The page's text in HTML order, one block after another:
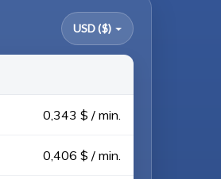
USD ($)
0,343 $ / min.
0,406 $ / min.